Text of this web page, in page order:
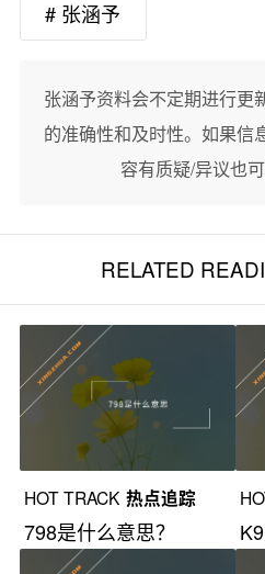
# 张涵予
张涵予资料会不定期进行更
的准确性和及时性。如果信
容有质疑/异议也
RELATED
HOT TRACK 热点追踪
798是什么意思？